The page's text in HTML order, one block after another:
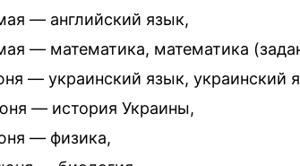
— английский язык,
— математика, математика
— украинский язык, украинский
— история Украины,
— физика,